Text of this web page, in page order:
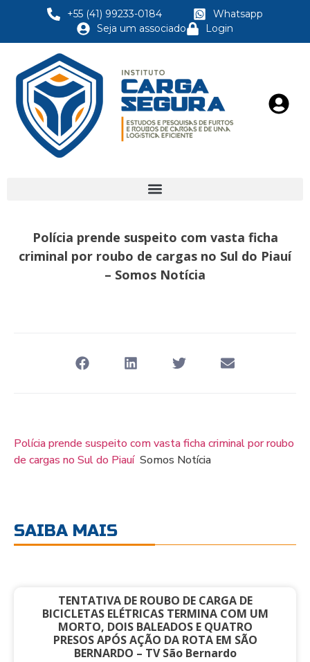
+55 (41) 99233-0184
Whatsapp
Seja um associado
Login
Polícia prende suspeito com vasta ficha
criminal por roubo de cargas no Sul do Piauí
– Somos Notícia
Polícia prende suspeito com vasta ficha criminal por roubo
de cargas no Sul do PiauíSomos Notícia
SAIBA MAIS
TENTATIVA DE ROUBO DE CARGA DE
BICICLETAS ELÉTRICAS TERMINA COM UM
MORTO, DOIS BALEADOS E QUATRO
PRESOS APÓS AÇÃO DA ROTA EM SÃO
BERNARDO – TV São Bernardo